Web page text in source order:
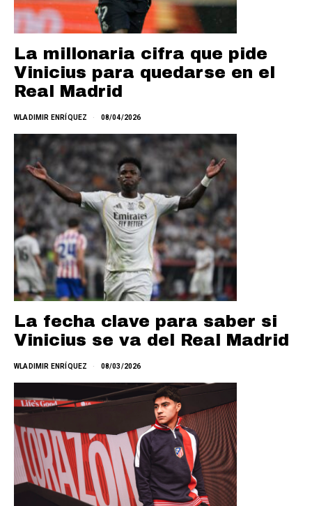
La millonaria cifra que pide
Vinicius para quedarse en el
Real Madrid
WLADIMIR ENRÍQUEZ 08/04/2026
La fecha clave para saber si
Vinicius se va del Real Madrid
WLADIMIR ENRÍQUEZ 08/03/2026